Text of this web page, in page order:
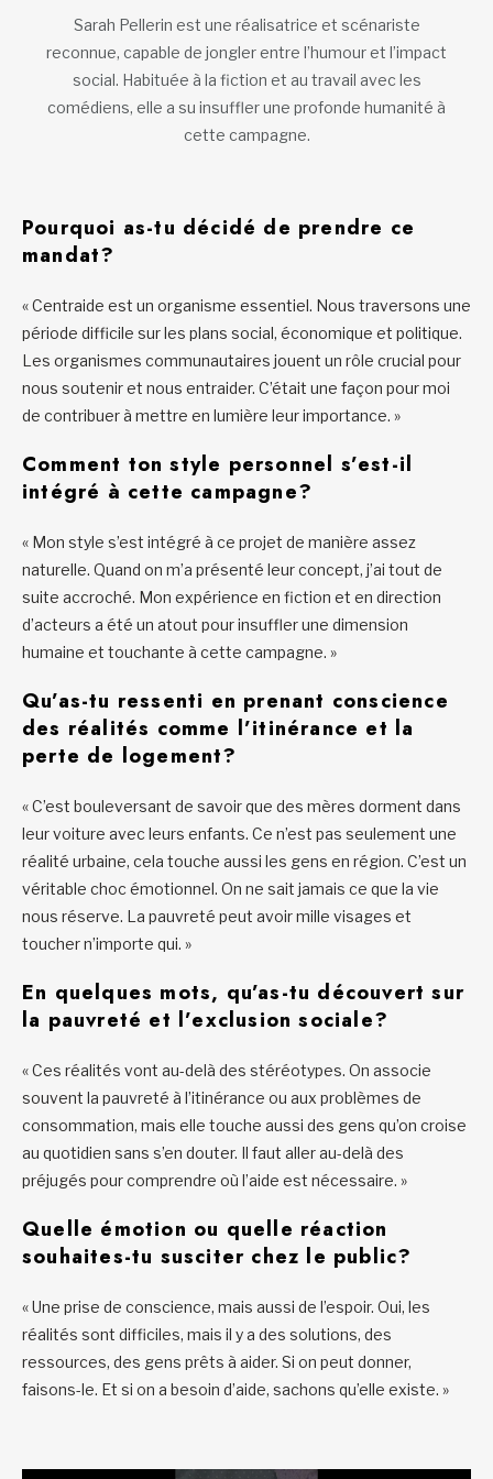
Sarah Pellerin est une réalisatrice et scénariste
reconnue, capable de jongler entre l’humour et l’impact
social. Habituée à la fiction et au travail avec les
comédiens, elle a su insuffler une profonde humanité à
cette campagne.
Pourquoi as-tu décidé de prendre ce
mandat?
« Centraide est un organisme essentiel. Nous traversons une
période difficile sur les plans social, économique et politique.
Les organismes communautaires jouent un rôle crucial pour
nous soutenir et nous entraider. C’était une façon pour moi
de contribuer à mettre en lumière leur importance. »
Comment ton style personnel s’est-il
intégré à cette campagne?
« Mon style s’est intégré à ce projet de manière assez
naturelle. Quand on m’a présenté leur concept, j’ai tout de
suite accroché. Mon expérience en fiction et en direction
d’acteurs a été un atout pour insuffler une dimension
humaine et touchante à cette campagne. »
Qu’as-tu ressenti en prenant conscience
des réalités comme l’itinérance et la
perte de logement?
« C’est bouleversant de savoir que des mères dorment dans
leur voiture avec leurs enfants. Ce n’est pas seulement une
réalité urbaine, cela touche aussi les gens en région. C’est un
véritable choc émotionnel. On ne sait jamais ce que la vie
nous réserve. La pauvreté peut avoir mille visages et
toucher n’importe qui. »
En quelques mots, qu’as-tu découvert sur
la pauvreté et l’exclusion sociale?
« Ces réalités vont au-delà des stéréotypes. On associe
souvent la pauvreté à l’itinérance ou aux problèmes de
consommation, mais elle touche aussi des gens qu’on croise
au quotidien sans s’en douter. Il faut aller au-delà des
préjugés pour comprendre où l’aide est nécessaire. »
Quelle émotion ou quelle réaction
souhaites-tu susciter chez le public?
« Une prise de conscience, mais aussi de l’espoir. Oui, les
réalités sont difficiles, mais il y a des solutions, des
ressources, des gens prêts à aider. Si on peut donner,
faisons-le. Et si on a besoin d’aide, sachons qu’elle existe. »